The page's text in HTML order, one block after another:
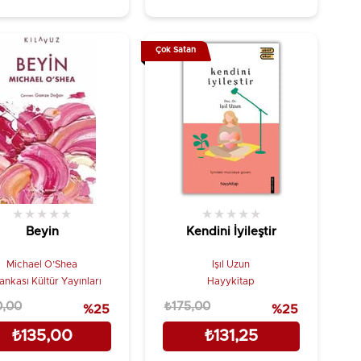
Beyin
★ ★ ★ ★ ★
Michael O’Shea
Kültür Yayınları
₺135,00
%25
Kendini İyileştir
★ ★ ★ ★ ★
Işıl Uzun
Hayykitap
₺131,25
₺175,00 %25
Çok Satan